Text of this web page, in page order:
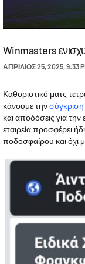
Winmasters
ΑΠΡΊΛΙΟΣ 25, 2025,9:33
Καθοριστικό ματς
κάνουμε την
και αποδόσεις για
εταιρεία προσφέρει
ποδοσφαίρου και όχι